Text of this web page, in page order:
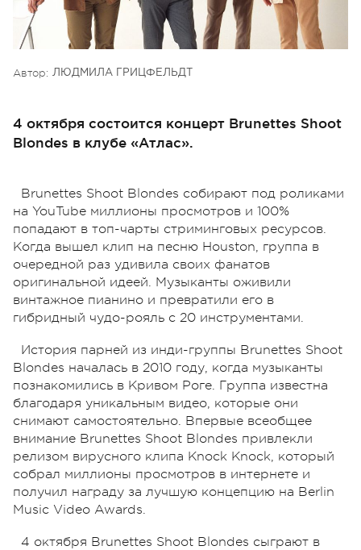
Автор: ЛЮДМИЛА ГРИЦФЕЛЬДТ
4 октября состоится концерт Brunettes Shoot
Blondes в клубе «Атлас».
Brunettes Shoot Blondes собирают под роликами
на YouTube миллионы просмотров и 100%
попадают в топ-чарты стриминговых ресурсов.
Когда вышел клип на песню Houston, группа в
очередной раз удивила своих фанатов
оригинальной идеей. Музыканты оживили
винтажное пианино и превратили его в
гибридный чудо-рояль с 20 инструментами.
История парней из инди-группы Brunettes Shoot
Blondes началась в 2010 году, когда музыканты
познакомились в Кривом Роге. Группа известна
благодаря уникальным видео, которые они
снимают самостоятельно. Впервые всеобщее
внимание Brunettes Shoot Blondes привлекли
релизом вирусного клипа Knock Knock, который
собрал миллионы просмотров в интернете и
получил награду за лучшую концепцию на Berlin
Music Video Awards.
4 октября Brunettes Shoot Blondes сыграют в